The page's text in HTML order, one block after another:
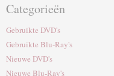
Categorieën
Gebruikte DVD's
Gebruikte Blu-Ray's
Nieuwe DVD's
Nieuwe Blu-Ray's